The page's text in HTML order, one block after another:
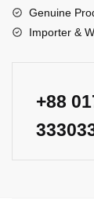
Genuine
Importer &
+88